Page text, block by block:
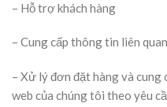
– Hỗ trợ khách hàng
– Cung cấp thông tin liên
– Xử lý đơn đặt hàng và
web của chúng tôi theo yêu